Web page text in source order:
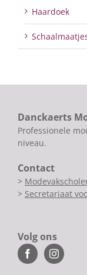
Haardoek
Danckaerts
Professionele
niveau.
Contact
>
> Secretariaat
Volg ons